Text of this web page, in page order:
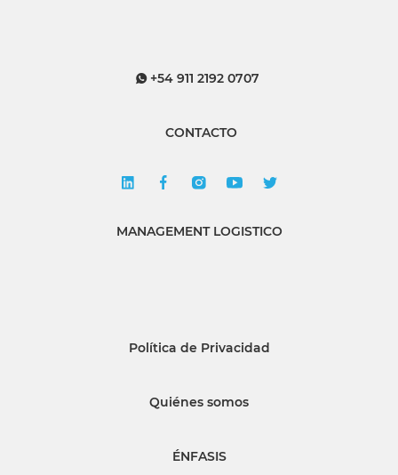
+54 911 2192 0707
CONTACTO
MANAGEMENT LOGISTICO
Política de Privacidad
Quiénes somos
ÉNFASIS